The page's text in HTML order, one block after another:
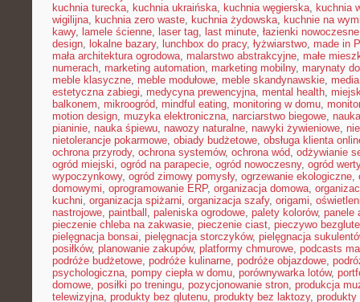
kuchnia turecka, kuchnia ukraińska, kuchnia węgierska, kuchnia
wigilijna, kuchnia zero waste, kuchnia żydowska, kuchnie na
kawy, lamele ścienne, laser tag, last minute, łazienki nowoczesne
design, lokalne bazary, lunchbox do pracy, łyżwiarstwo, made in
mała architektura ogrodowa, malarstwo abstrakcyjne, małe
numerach, marketing automation, marketing mobilny, marynaty
meble klasyczne, meble modułowe, meble skandynawskie,
estetyczna zabiegi, medycyna prewencyjna, mental health,
balkonem, mikroogród, mindful eating, monitoring w domu,
motion design, muzyka elektroniczna, narciarstwo biegowe,
pianinie, nauka śpiewu, nawozy naturalne, nawyki żywieniowe,
nietolerancje pokarmowe, obiady budżetowe, obsługa klienta
ochrona przyrody, ochrona systemów, ochrona wód, odżywianie
ogród miejski, ogród na parapecie, ogród nowoczesny, ogród
wypoczynkowy, ogród zimowy pomysły, ogrzewanie ekologiczne,
domowymi, oprogramowanie ERP, organizacja domowa,
kuchni, organizacja spiżarni, organizacja szafy, origami,
nastrojowe, paintball , paleniska ogrodowe, palety kolorów, panele
pieczenie chleba na zakwasie, pieczenie ciast, pieczywo
pielęgnacja bonsai, pielęgnacja storczyków, pielęgnacja
posiłków, planowanie zakupów, platformy chmurowe, podcasts
podróże budżetowe, podróże kulinarne, podróże objazdowe,
psychologiczna, pompy ciepła w domu, porównywarka lotów,
domowe, posiłki po treningu, pozycjonowanie stron, produkcja
telewizyjna, produkty bez glutenu, produkty bez laktozy, produkty